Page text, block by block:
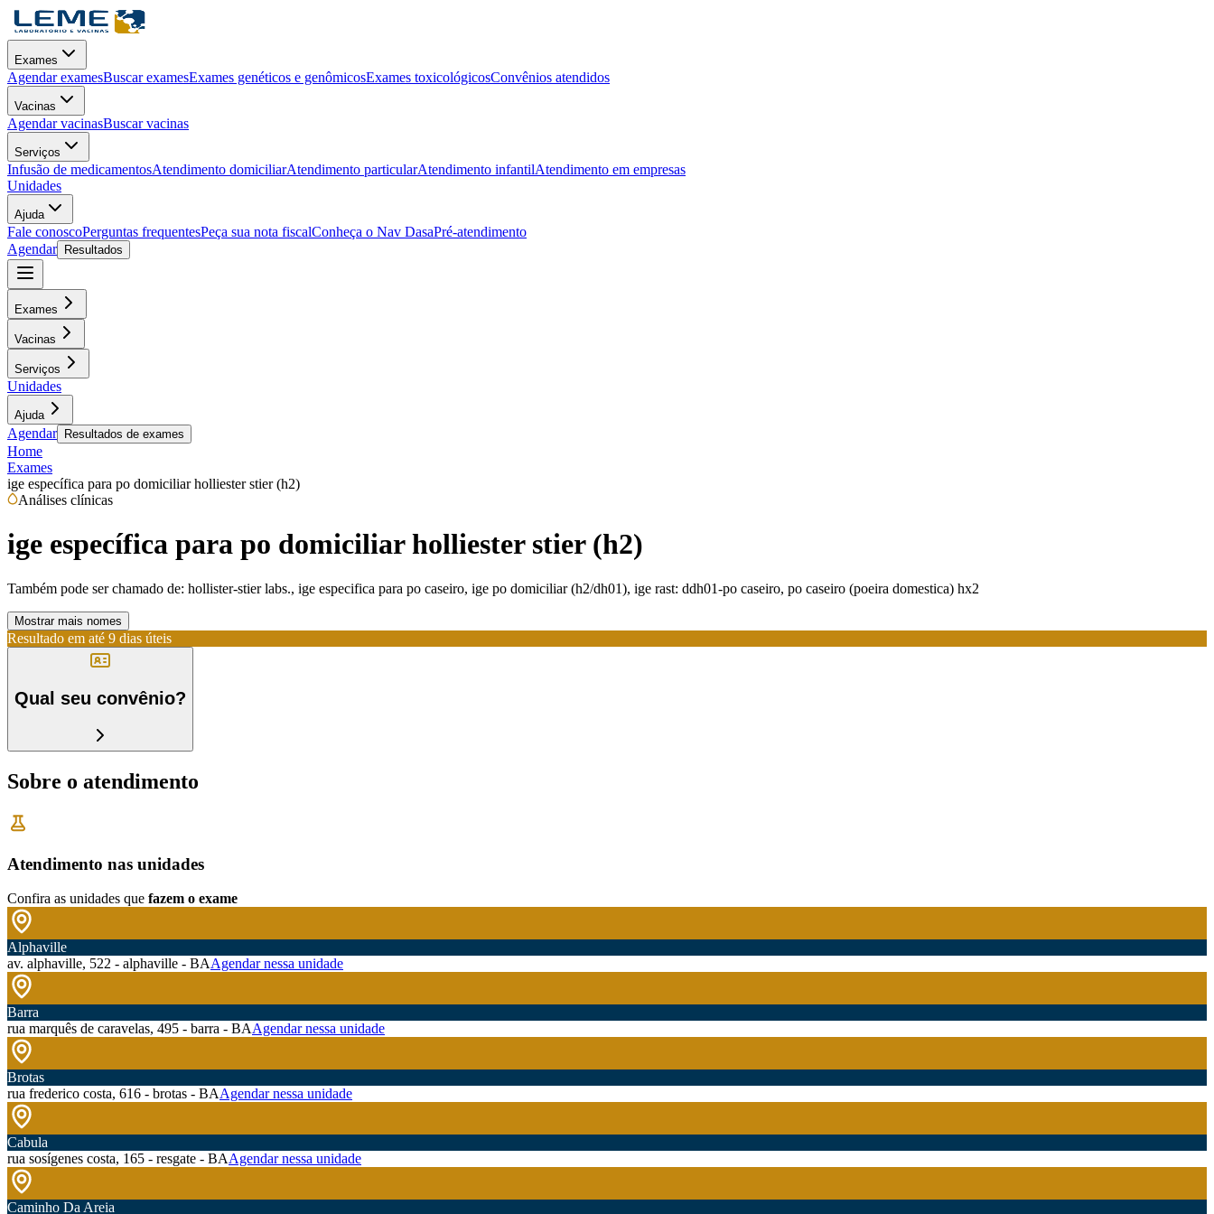
Exames
Agendar examesBuscar examesExames genéticos e genômicosExames toxicológicosConvênios atendidos
Vacinas
Agendar vacinasBuscar vacinas
Serviços
Infusão de medicamentosAtendimento domiciliarAtendimento particularAtendimento infantilAtendimento em empresas
Unidades
Ajuda
Fale conoscoPerguntas frequentesPeça sua nota fiscalConheça o Nav DasaPré-atendimento
Agendar
Resultados
Exames
Vacinas
Serviços
Unidades
Ajuda
Agendar Resultados de exames
Home
Exames
ige específica para po domiciliar holliester stier (h2)
Análises clínicas
ige específica para po domiciliar holliester stier (h2)
Também pode ser chamado de: hollister-stier labs., ige especifica para po caseiro, ige po domiciliar (h2/dh01), ige rast: ddh01-po caseiro, po caseiro (poeira domestica) hx2
Mostrar mais nomes
Resultado em até 9 dias úteis
Qual seu convênio?
Sobre o atendimento
Atendimento nas unidades
Confira as unidades que fazem o exame
Alphaville
av. alphaville, 522 - alphaville - BAAgendar nessa unidade
Barra
rua marquês de caravelas, 495 - barra - BAAgendar nessa unidade
Brotas
rua frederico costa, 616 - brotas - BAAgendar nessa unidade
Cabula
rua sosígenes costa, 165 - resgate - BAAgendar nessa unidade
Caminho Da Areia